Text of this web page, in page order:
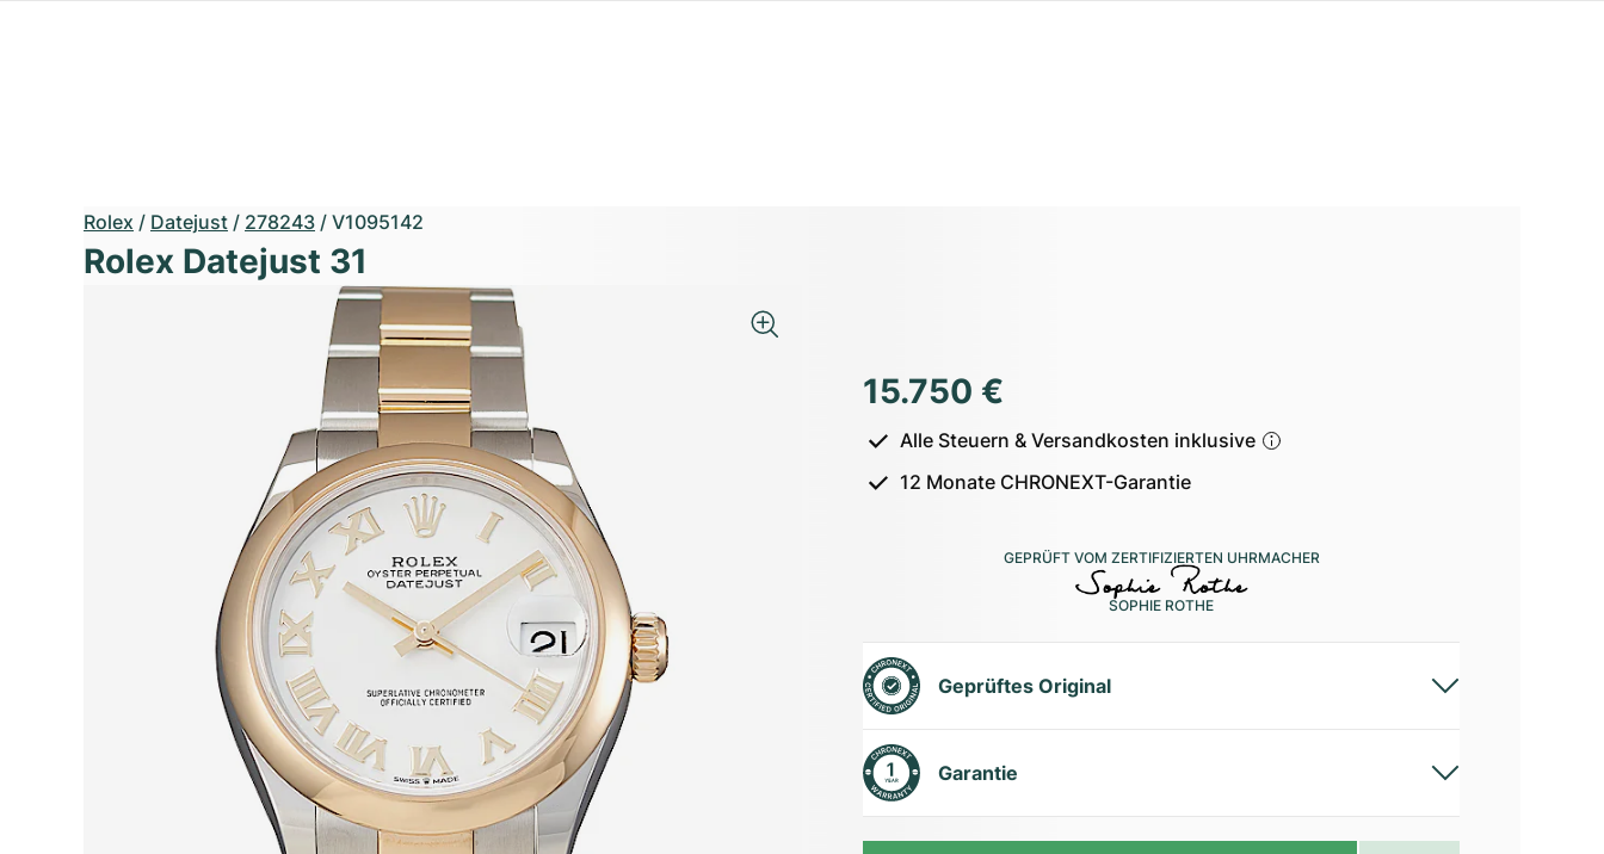
Rolex / Datejust / 278243 / V1095142
Rolex Datejust 31
15.750 €
Alle Steuern & Versandkosten inklusive
12 Monate CHRONEXT-Garantie
GEPRÜFT VOM ZERTIFIZIERTEN UHRMACHER
SOPHIE ROTHE
Geprüftes Original
Garantie